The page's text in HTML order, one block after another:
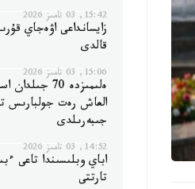
15:42, 03 تامىز 2026
زايسانداعى اۋەجاي
قالدى
15:06, 03 تامىز 2026
ەلىمىزدە 70
العاش رەت جولبارىس
جىبەرىلدى
14:52, 03 تامىز 2026
اباي وبلىسىندا تاعى
تارتتى